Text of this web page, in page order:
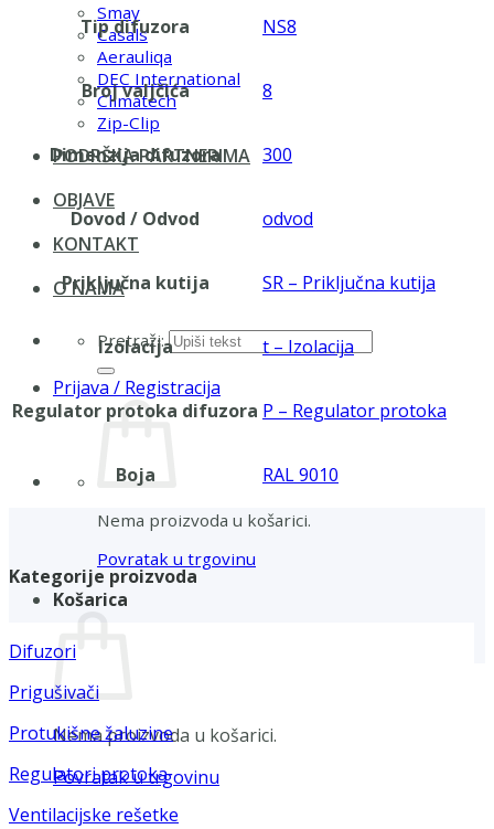
Smay
Casals
Aerauliqa
DEC International
Climatech
Zip-Clip
PODRŠKA PARTNERIMA
OBJAVE
KONTAKT
O NAMA
Pretraži:
Prijava / Registracija
Nema proizvoda u košarici.
Povratak u trgovinu
Košarica
Nema proizvoda u košarici.
Povratak u trgovinu
Tip difuzora NS8
Broj valjčića 8
Dimenzija difuzora 300
Dovod / Odvod odvod
Priključna kutija SR – Priključna kutija
Izolacija t – Izolacija
Regulator protoka difuzora P – Regulator protoka
Boja RAL 9010
Kategorije proizvoda
Difuzori
Prigušivači
Protukišne žaluzine
Regulatori protoka
Ventilacijske rešetke